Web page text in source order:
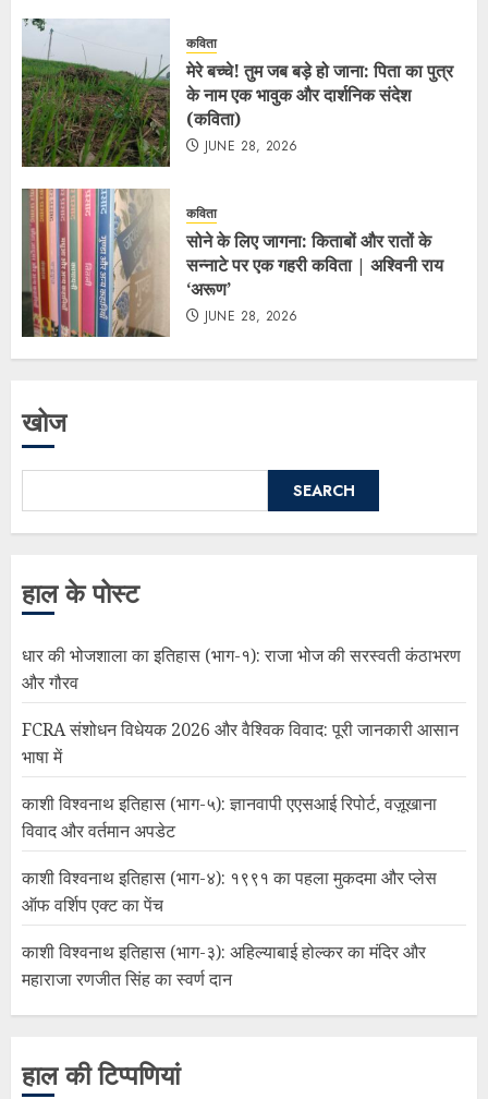
कविता
मेरे बच्चे! तुम जब बड़े हो जाना: पिता का पुत्र
के नाम एक भावुक और दार्शनिक संदेश
(कविता)
JUNE 28, 2026
कविता
सोने के लिए जागना: किताबों और रातों के
सन्नाटे पर एक गहरी कविता | अश्विनी राय
‘अरूण’
JUNE 28, 2026
खोज
SEARCH
हाल के पोस्ट
धार की भोजशाला का इतिहास (भाग-१): राजा भोज की सरस्वती कंठाभरण
और गौरव
FCRA संशोधन विधेयक 2026 और वैश्विक विवाद: पूरी जानकारी आसान
भाषा में
काशी विश्वनाथ इतिहास (भाग-५): ज्ञानवापी एएसआई रिपोर्ट, वज़ूखाना
विवाद और वर्तमान अपडेट
काशी विश्वनाथ इतिहास (भाग-४): १९९१ का पहला मुकदमा और प्लेस
ऑफ वर्शिप एक्ट का पेंच
काशी विश्वनाथ इतिहास (भाग-३): अहिल्याबाई होल्कर का मंदिर और
महाराजा रणजीत सिंह का स्वर्ण दान
हाल की टिप्पणियां